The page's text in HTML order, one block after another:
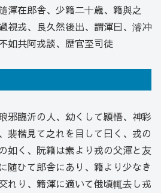
渾在郎舎、少籍二十歳、籍與之
視戎、良久然後出、謂渾曰、濬冲
如共阿戎談、歴官至司徒
邪臨沂の人、幼くして頴悟、神彩
裴楷見て之れを目して曰く、戎の
如く、阮籍は素より戎の父渾と友
随ひて郎舎にあり、籍より少なき
れり、籍渾に適いて俄頃輒去し戎